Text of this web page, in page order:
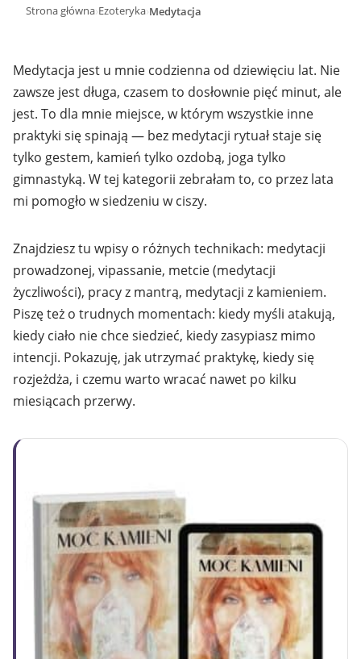
Strona główna›Ezoteryka›Medytacja
Medytacja jest u mnie codzienna od dziewięciu lat. Nie
zawsze jest długa, czasem to dosłownie pięć minut, ale
jest. To dla mnie miejsce, w którym wszystkie inne
praktyki się spinają — bez medytacji rytuał staje się
tylko gestem, kamień tylko ozdobą, joga tylko
gimnastyką. W tej kategorii zebrałam to, co przez lata
mi pomogło w siedzeniu w ciszy.
Znajdziesz tu wpisy o różnych technikach: medytacji
prowadzonej, vipassanie, metcie (medytacji
życzliwości), pracy z mantrą, medytacji z kamieniem.
Piszę też o trudnych momentach: kiedy myśli atakują,
kiedy ciało nie chce siedzieć, kiedy zasypiasz mimo
intencji. Pokazuję, jak utrzymać praktykę, kiedy się
rozjeżdża, i czemu warto wracać nawet po kilku
miesiącach przerwy.